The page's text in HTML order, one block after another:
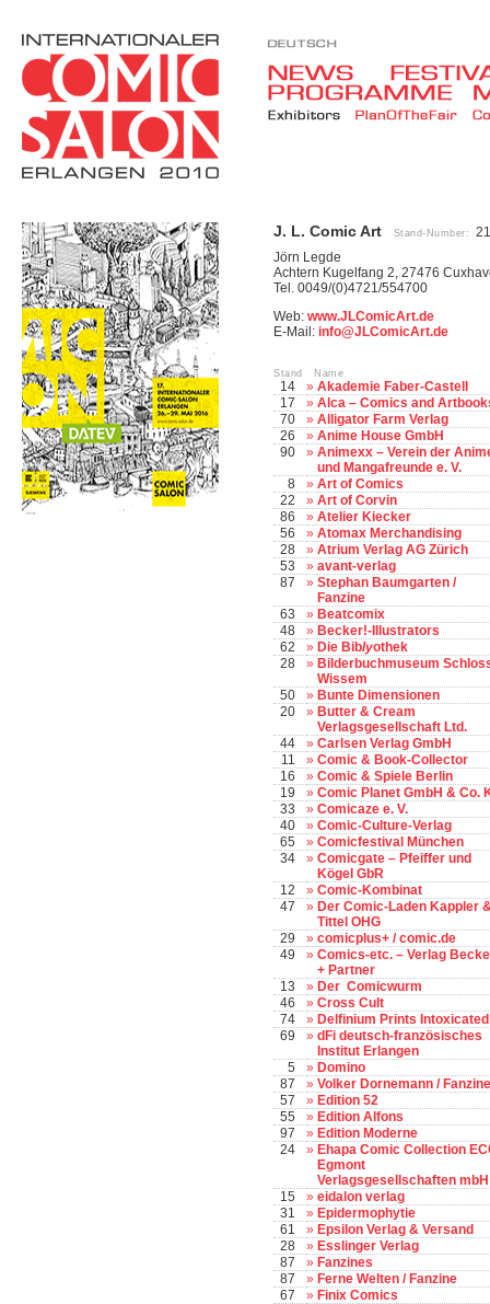
J. L. Comic Art Stand-Number:
21
Jörn Legde
Achtern Kugelfang 2, 27476
Tel. 0049/(0)4721/554700
Web: www.JLComicArt.de
E-Mail: info@JLComicArt.de
Stand Name
14 » Akademie Faber-Castell
17
» Alca – Comics and
70
» Alligator Farm Verlag
26
» Anime House GmbH
90
» Animexx – Verein der
und Mangafreunde e. V.
8
» Art of Comics
22
» Art of Corvin
86
» Atelier Kiecker
56
» Atomax Merchandising
28
» Atrium Verlag AG Zürich
53
» avant-verlag
87
» Stephan Baumgarten /
Fanzine
63
» Beatcomix
48
» Becker!-Illustrators
62
» Die Biblyothek
28
» Bilderbuchmuseum
Wissem
50
» Bunte Dimensionen
20
» Butter & Cream
Verlagsgesellschaft Ltd.
44
» Carlsen Verlag GmbH
11
» Comic & Book-Collector
16
» Comic & Spiele Berlin
19
» Comic Planet GmbH & Co.
33
» Comicaze e. V.
40
» Comic-Culture-Verlag
65
» Comicfestival München
34
» Comicgate – Pfeiffer und
Kögel GbR
12
» Comic-Kombinat
47
» Der Comic-Laden Kappler
Tittel OHG
29
» comicplus+ / comic.de
49
» Comics-etc. – Verlag
+ Partner
13
» Der Comicwurm
46
» Cross Cult
74
» Delfinium Prints Intoxicated
69
» dFi deutsch-französisches
Institut Erlangen
5
» Domino
87
» Volker Dornemann / Fanzine
57
» Edition 52
55
» Edition Alfons
97
» Edition Moderne
24
» Ehapa Comic Collection
Egmont
Verlagsgesellschaften mbH
15
» eidalon verlag
31
» Epidermophytie
61
» Epsilon Verlag & Versand
28
» Esslinger Verlag
87
» Fanzines
87
» Ferne Welten / Fanzine
67
» Finix Comics